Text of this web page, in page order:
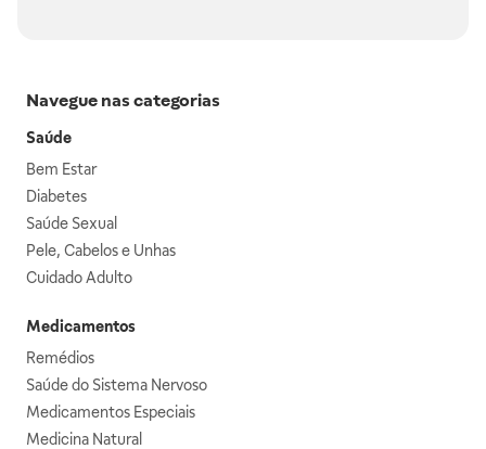
Navegue nas categorias
Saúde
Bem Estar
Diabetes
Saúde Sexual
Pele, Cabelos e Unhas
Cuidado Adulto
Medicamentos
Remédios
Saúde do Sistema Nervoso
Medicamentos Especiais
Medicina Natural